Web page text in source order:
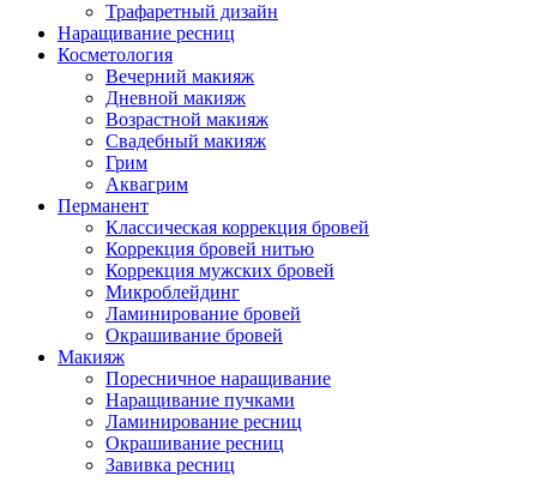
Трафаретный дизайн
Наращивание ресниц
Косметология
Вечерний макияж
Дневной макияж
Возрастной макияж
Свадебный макияж
Грим
Аквагрим
Перманент
Классическая коррекция бровей
Коррекция бровей нитью
Коррекция мужских бровей
Микроблейдинг
Ламинирование бровей
Окрашивание бровей
Макияж
Поресничное наращивание
Наращивание пучками
Ламинирование ресниц
Окрашивание ресниц
Завивка ресниц